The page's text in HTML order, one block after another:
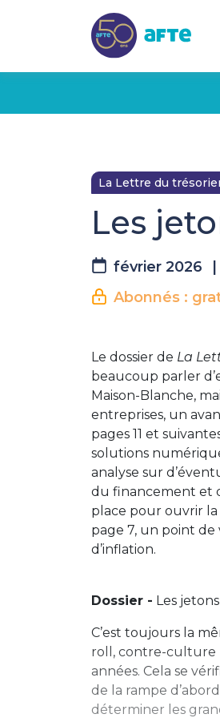
La Lettre du
Les
février 2026
Abonnés :
Le dossier de La
beaucoup parler
Maison-Blanche,
entreprises, un
pages 11 et
solutions
analyse sur
du financement et
place pour ouvrir la
page 7, un point de
d’inflation.
Dossier - Les
C’est toujours la
roll, contre-culture
années. Cela se
de la rampe
déterminer les